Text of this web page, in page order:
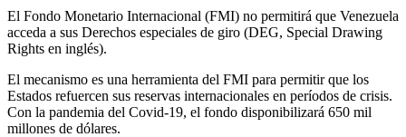
El Fondo Monetario Internacional (FMI) no permitirá que Venezuela
acceda a sus Derechos especiales de giro (DEG, Special Drawing
Rights en inglés).
El mecanismo es una herramienta del FMI para permitir que los
Estados refuercen sus reservas internacionales en períodos de crisis.
Con la pandemia del Covid-19, el fondo disponibilizará 650 mil
millones de dólares.